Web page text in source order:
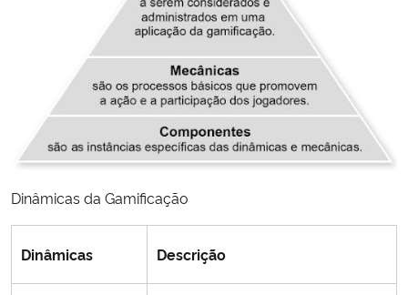
Dinâmicas da Gamificação
Dinâmicas Descrição